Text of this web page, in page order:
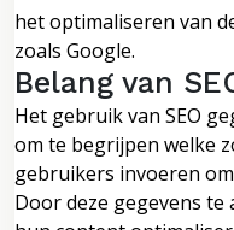
het optimaliseren van
zoals Google.
Belang van
Het gebruik van SEO
om te begrijpen welke
gebruikers invoeren
Door deze gegevens